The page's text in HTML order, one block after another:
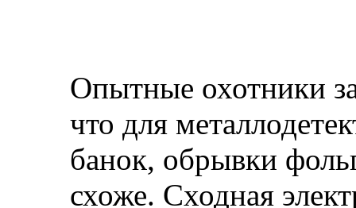
Опытные охотники
что для
банок, обрывки
схоже. Сходная